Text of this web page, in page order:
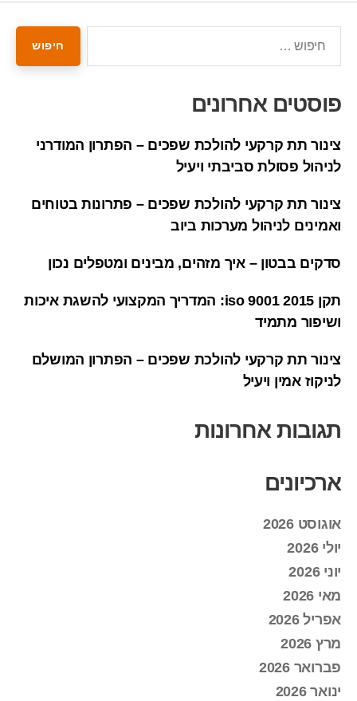
פוסטים אחרונים
צינור תת קרקעי להולכת שפכים – הפתרון המודרני
לניהול פסולת סביבתי ויעיל
צינור תת קרקעי להולכת שפכים – פתרונות בטוחים
ואמינים לניהול מערכות ביוב
סדקים בבטון – איך מזהים, מבינים ומטפלים נכון
תקן iso 9001 2015: המדריך המקצועי להשגת איכות
ושיפור מתמיד
צינור תת קרקעי להולכת שפכים – הפתרון המושלם
לניקוז אמין ויעיל
תגובות אחרונות
ארכיונים
אוגוסט 2026
יולי 2026
יוני 2026
מאי 2026
אפריל 2026
מרץ 2026
פברואר 2026
ינואר 2026